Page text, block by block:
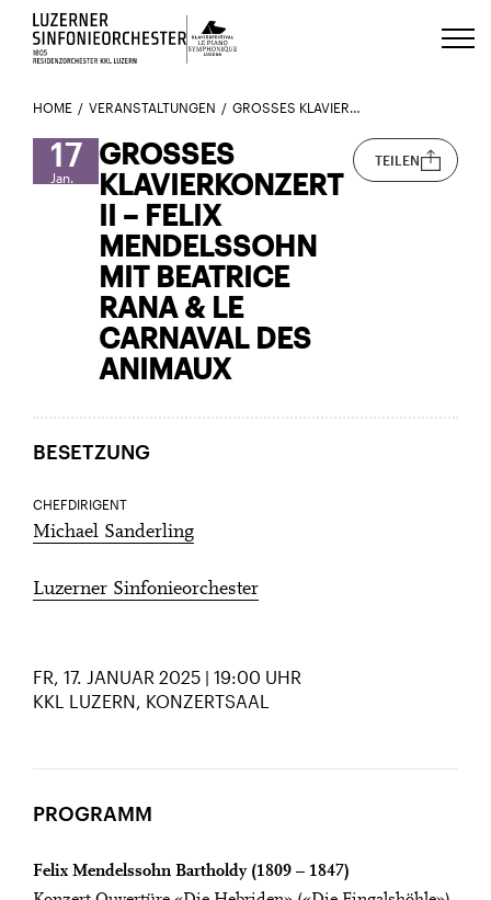
Luzerns Klavierfestival «Le Piano
HOME VERANSTALTUNGEN GROSSES KLAVIERKONZERT II – FELIX MENDELSSOHN MIT BEATRICE RANA & LE CARNAVAL DES ANIMAUX
17
Jan.
GROSSES
KLAVIERKONZERT
II – FELIX
MENDELSSOHN
MIT BEATRICE
RANA & LE
CARNAVAL DES
ANIMAUX
TEILEN
BESETZUNG
CHEFDIRIGENT
Michael Sanderling
Luzerner Sinfonieorchester
FR, 17. JANUAR 2025 | 19:00 UHR
KKL LUZERN, KONZERTSAAL
PROGRAMM
Felix Mendelssohn Bartholdy (1809 – 1847)